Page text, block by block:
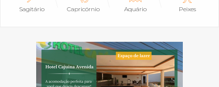
Sagitário Capricórnio Aquário Peixes